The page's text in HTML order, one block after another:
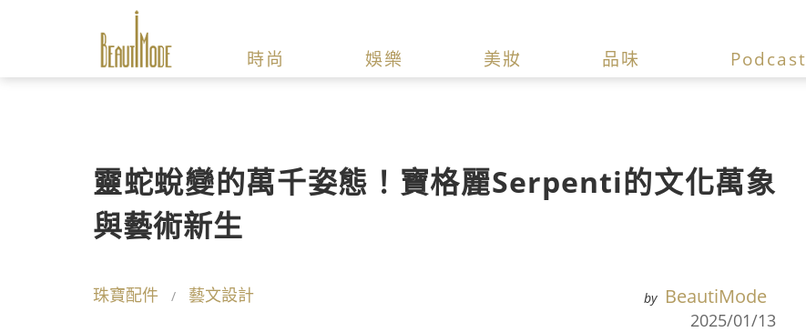
時尚 娛樂 美妝 品味 Podcast
靈蛇蛻變的萬千姿態！寶格麗Serpenti的文化萬象
與藝術新生
珠寶配件 藝文設計 by BeautiMode
2025/01/13